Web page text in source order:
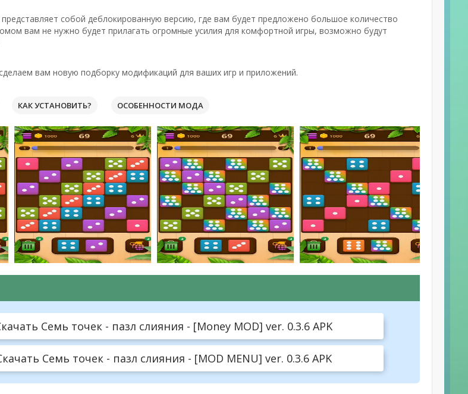
собой деблокированную версию, где вам будет предложено большое количество
вам не нужно будет прилагать огромные усилия для комфортной игры, возможно будут
вам новую подборку модификаций для ваших игр и приложений.
КАК УСТАНОВИТЬ? ОСОБЕННОСТИ МОДА
Семь точек - пазл слияния - [Money MOD] ver. 0.3.6 APK
Семь точек - пазл слияния - [MOD MENU] ver. 0.3.6 APK